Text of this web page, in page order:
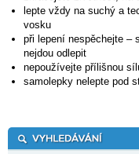
lepte vždy na suchý a
vosku
při lepení nespěchejte –
nejdou odlepit
nepoužívejte přílišnou
samolepky nelepte pod